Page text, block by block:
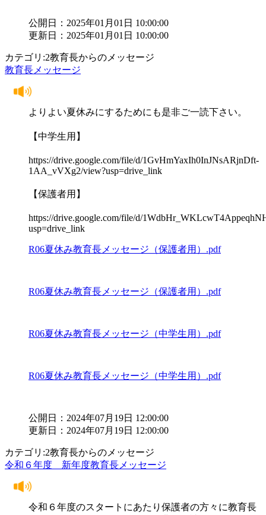
公開日：2025年01月01日 10:00:00
更新日：2025年01月01日 10:00:00
カテゴリ:2教育長からのメッセージ
教育長メッセージ
よりよい夏休みにするためにも是非ご一読下さい。
【中学生用】
https://drive.google.com/file/d/1GvHmYaxIh0InJNsARjnDft-
1AA_vVXg2/view?usp=drive_link
【保護者用】
https://drive.google.com/file/d/
usp=drive_link
R06夏休み教育長メッセージ（保護者用）.pdf
R06夏休み教育長メッセージ（保護者用）.pdf
R06夏休み教育長メッセージ（中学生用）.pdf
R06夏休み教育長メッセージ（中学生用）.pdf
公開日：2024年07月19日 12:00:00
更新日：2024年07月19日 12:00:00
カテゴリ:2教育長からのメッセージ
令和６年度 新年度教育長メッセージ
令和６年度のスタートにあたり保護者の方々に教育長